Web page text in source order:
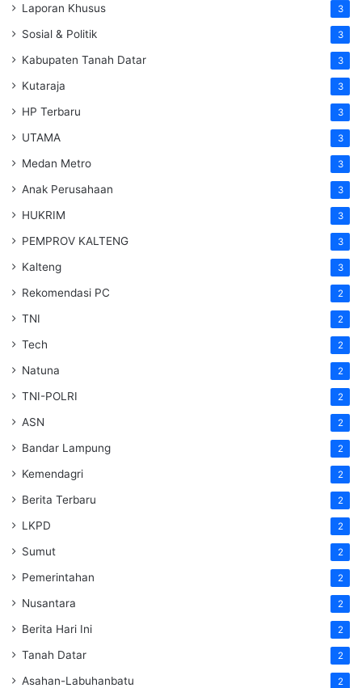
Laporan Khusus 3
Sosial & Politik 3
Kabupaten Tanah Datar 3
Kutaraja 3
HP Terbaru 3
UTAMA 3
Medan Metro 3
Anak Perusahaan 3
HUKRIM 3
PEMPROV KALTENG 3
Kalteng 3
Rekomendasi PC 2
TNI 2
Tech 2
Natuna 2
TNI-POLRI 2
ASN 2
Bandar Lampung 2
Kemendagri 2
Berita Terbaru 2
LKPD 2
Sumut 2
Pemerintahan 2
Nusantara 2
Berita Hari Ini 2
Tanah Datar 2
Asahan-Labuhanbatu 2